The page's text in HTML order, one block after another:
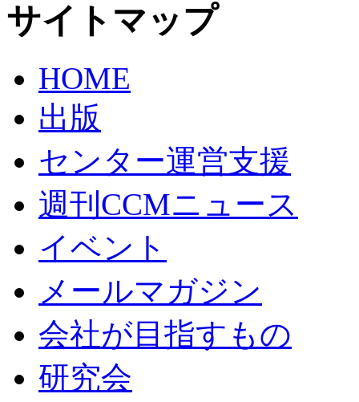
サイトマップ
HOME
出版
センター運営支援
週刊CCMニュース
イベント
メールマガジン
会社が目指すもの
研究会